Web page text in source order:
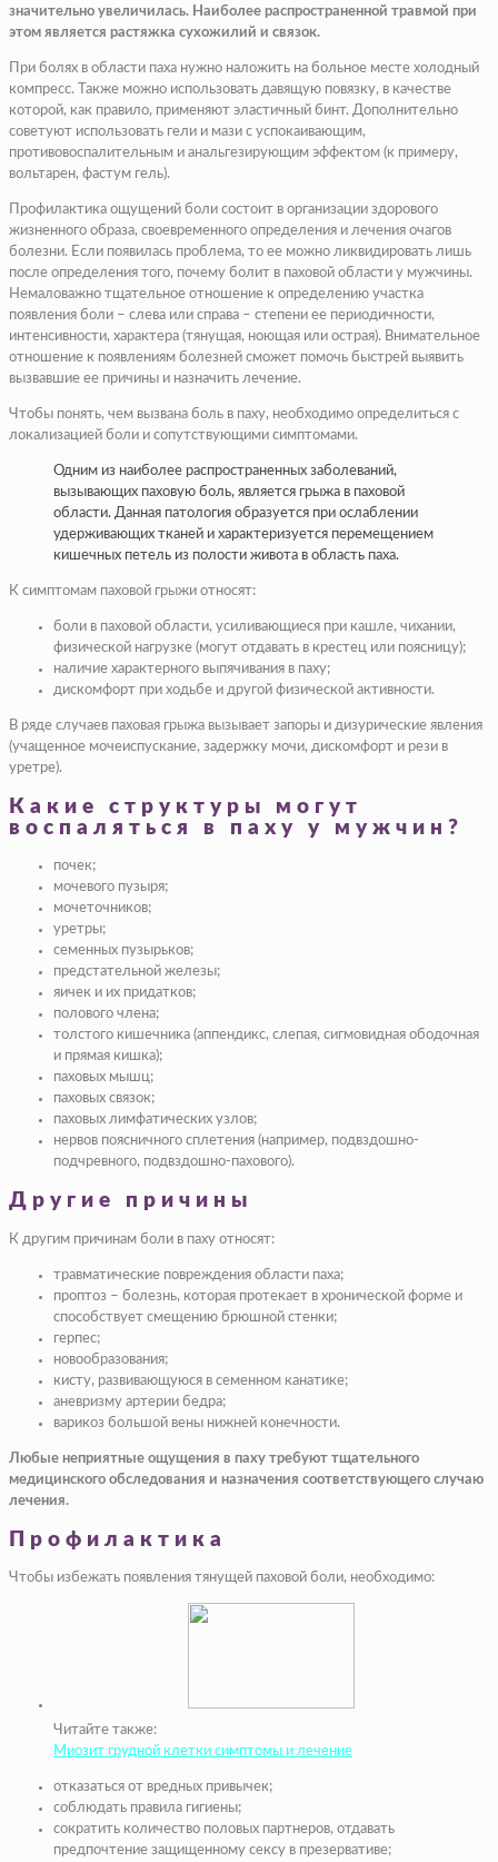
значительно увеличилась. Наиболее распространенной травмой при
этом является растяжка сухожилий и связок.
При болях в области паха нужно наложить на больное месте холодный
компресс. Также можно использовать давящую повязку, в качестве
которой, как правило, применяют эластичный бинт. Дополнительно
советуют использовать гели и мази с успокаивающим,
противовоспалительным и анальгезирующим эффектом (к примеру,
вольтарен, фастум гель).
Профилактика ощущений боли состоит в организации здорового
жизненного образа, своевременного определения и лечения очагов
болезни. Если появилась проблема, то ее можно ликвидировать лишь
после определения того, почему болит в паховой области у мужчины.
Немаловажно тщательное отношение к определению участка
появления боли – слева или справа – степени ее периодичности,
интенсивности, характера (тянущая, ноющая или острая). Внимательное
отношение к появлениям болезней сможет помочь быстрей выявить
вызвавшие ее причины и назначить лечение.
Чтобы понять, чем вызвана боль в паху, необходимо определиться с
локализацией боли и сопутствующими симптомами.
Одним из наиболее распространенных заболеваний,
вызывающих паховую боль, является грыжа в паховой
области. Данная патология образуется при ослаблении
удерживающих тканей и характеризуется перемещением
кишечных петель из полости живота в область паха.
К симптомам паховой грыжи относят:
боли в паховой области, усиливающиеся при кашле, чихании,
физической нагрузке (могут отдавать в крестец или поясницу);
наличие характерного выпячивания в паху;
дискомфорт при ходьбе и другой физической активности.
В ряде случаев паховая грыжа вызывает запоры и дизурические явления
(учащенное мочеиспускание, задержку мочи, дискомфорт и рези в
уретре).
Какие структуры могут
воспаляться в паху у мужчин?
почек;
мочевого пузыря;
мочеточников;
уретры;
семенных пузырьков;
предстательной железы;
яичек и их придатков;
полового члена;
толстого кишечника (аппендикс, слепая, сигмовидная ободочная
и прямая кишка);
паховых мышц;
паховых связок;
паховых лимфатических узлов;
нервов поясничного сплетения (например, подвздошно-
подчревного, подвздошно-пахового).
Другие причины
К другим причинам боли в паху относят:
травматические повреждения области паха;
проптоз – болезнь, которая протекает в хронической форме и
способствует смещению брюшной стенки;
герпес;
новообразования;
кисту, развивающуюся в семенном канатике;
аневризму артерии бедра;
варикоз большой вены нижней конечности.
Любые неприятные ощущения в паху требуют тщательного
медицинского обследования и назначения соответствующего случаю
лечения.
Профилактика
Чтобы избежать появления тянущей паховой боли, необходимо:
Читайте также:
Миозит грудной клетки симптомы и лечение
отказаться от вредных привычек;
соблюдать правила гигиены;
сократить количество половых партнеров, отдавать
предпочтение защищенному сексу в презервативе;